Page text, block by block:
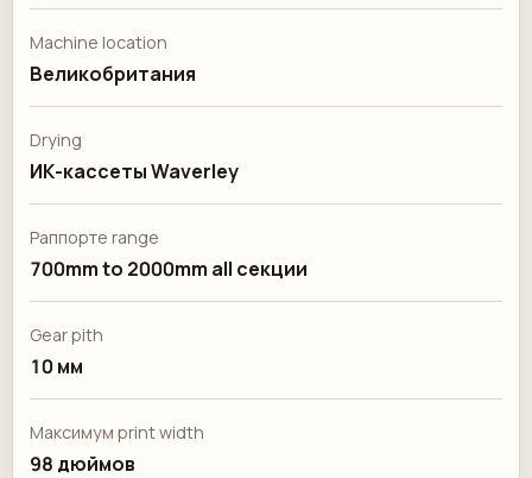
Machine location
Великобритания
Drying
ИК-кассеты Waverley
Раппорте range
700mm to 2000mm all секции
Gear pith
10 мм
Максимум print width
98 дюймов